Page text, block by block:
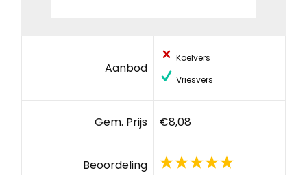
Aanbod
Koelvers
Vriesvers
Gem. Prijs €8,08
Beoordeling